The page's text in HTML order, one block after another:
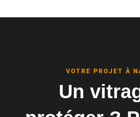
VOTRE PROJET À
Un